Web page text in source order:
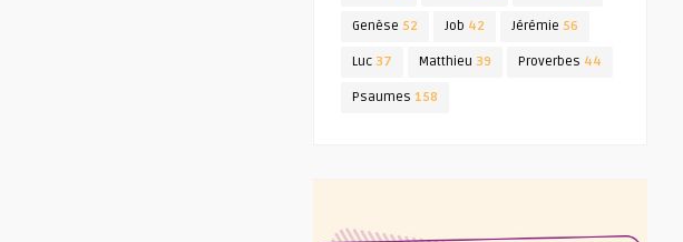
Genèse 52 Job 42 Jérémie 56
Luc 37 Matthieu 39 Proverbes 44
Psaumes 158